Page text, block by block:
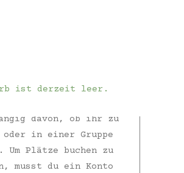
ist derzeit leer.
oder an der
gilt: Bitte nur
davon, ob ihr zu
in einer Gruppe
Um Plätze buchen zu
musst du ein Konto